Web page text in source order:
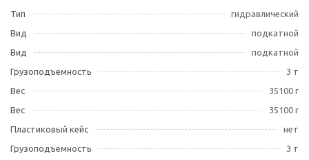
Тип
гидравлический
Вид
подкатной
Вид
подкатной
Грузоподъемность
3 т
Вес
35100 г
Вес
35100 г
Пластиковый кейс
нет
Грузоподъемность
3 т